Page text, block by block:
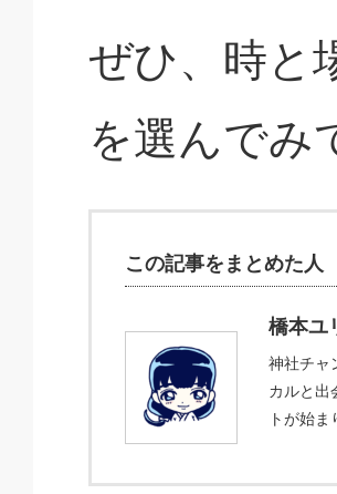
ぜひ、時と
を選んでみ
この記事をまとめた人
橋本ユ
神社チャ
カルと出
トが始